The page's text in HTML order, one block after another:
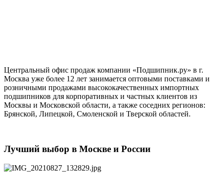
Центральный офис продаж компании «Подшипник.ру» в г.
Москва уже более 12 лет занимается оптовыми поставками и
розничными продажами высококачественных импортных
подшипников для корпоративных и частных клиентов из
Москвы и Московской области, а также соседних регионов:
Брянской, Липецкой, Смоленской и Тверской областей.
Лучший выбор в Москве и России